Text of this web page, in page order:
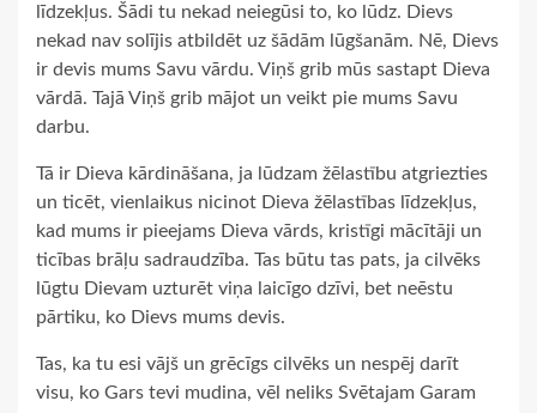
līdzekļus. Šādi tu nekad neiegūsi to, ko lūdz. Dievs
nekad nav solījis atbildēt uz šādām lūgšanām. Nē, Dievs
ir devis mums Savu vārdu. Viņš grib mūs sastapt Dieva
vārdā. Tajā Viņš grib mājot un veikt pie mums Savu
darbu.
Tā ir Dieva kārdināšana, ja lūdzam žēlastību atgriezties
un ticēt, vienlaikus nicinot Dieva žēlastības līdzekļus,
kad mums ir pieejams Dieva vārds, kristīgi mācītāji un
ticības brāļu sadraudzība. Tas būtu tas pats, ja cilvēks
lūgtu Dievam uzturēt viņa laicīgo dzīvi, bet neēstu
pārtiku, ko Dievs mums devis.
Tas, ka tu esi vājš un grēcīgs cilvēks un nespēj darīt
visu, ko Gars tevi mudina, vēl neliks Svētajam Garam